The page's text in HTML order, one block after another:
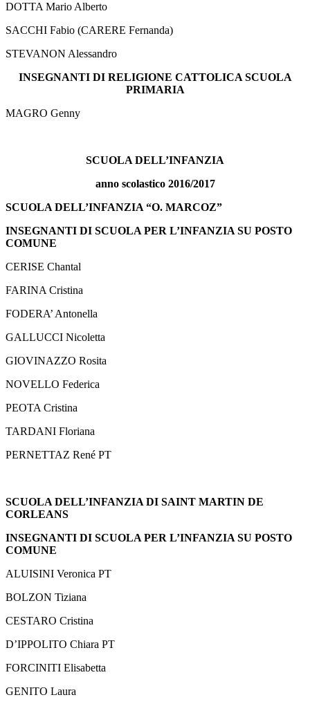
DOTTA Mario Alberto
SACCHI Fabio (CARERE Fernanda)
STEVANON Alessandro
INSEGNANTI DI RELIGIONE CATTOLICA SCUOLA
PRIMARIA
MAGRO Genny
SCUOLA DELL’INFANZIA
anno scolastico 2016/2017
SCUOLA DELL’INFANZIA “O. MARCOZ”
INSEGNANTI DI SCUOLA PER L’INFANZIA SU POSTO
COMUNE
CERISE Chantal
FARINA Cristina
FODERA’ Antonella
GALLUCCI Nicoletta
GIOVINAZZO Rosita
NOVELLO Federica
PEOTA Cristina
TARDANI Floriana
PERNETTAZ René PT
SCUOLA DELL’INFANZIA DI SAINT MARTIN DE
CORLEANS
INSEGNANTI DI SCUOLA PER L’INFANZIA SU POSTO
COMUNE
ALUISINI Veronica PT
BOLZON Tiziana
CESTARO Cristina
D’IPPOLITO Chiara PT
FORCINITI Elisabetta
GENITO Laura